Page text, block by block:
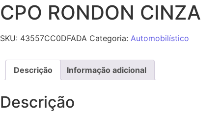
CPO RONDON CINZA
SKU: 43557CC0DFADA Categoria: Automobilístico
Descrição Informação adicional
Descrição